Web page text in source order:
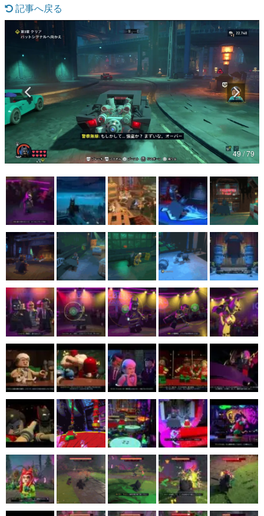
具体的な形から解き明かしていく、硬派で骨太な評論連載
です。
ゲームが変えた日本語
「経験値」「裏技」「ラスボス」… ゲームにまつわる言葉
の起源や用法の変遷を、コンピューター文化史研究家・タ
イニーP氏が徹底調査。
カテゴリ
特集記事
マンガ
女性向け
アプリレビュー
その他
電ファミニコゲーマーとは？
運営：株式会社マレ
記事へ戻る
49 / 79